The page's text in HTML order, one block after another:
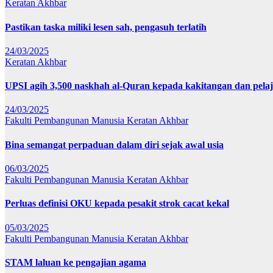
Keratan Akhbar
Pastikan taska miliki lesen sah, pengasuh terlatih
24/03/2025
Keratan Akhbar
UPSI agih 3,500 naskhah al-Quran kepada kakitangan dan
24/03/2025
Fakulti Pembangunan Manusia Keratan Akhbar
Bina semangat perpaduan dalam diri sejak awal usia
06/03/2025
Fakulti Pembangunan Manusia Keratan Akhbar
Perluas definisi OKU kepada pesakit strok cacat kekal
05/03/2025
Fakulti Pembangunan Manusia Keratan Akhbar
STAM laluan ke pengajian agama